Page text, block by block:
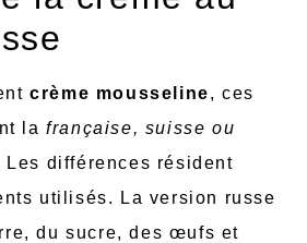
crème mousseline, ces
lafrançaise, suisse ou
Les différences résident
utilisés. La version russe
du sucre, des œufs et